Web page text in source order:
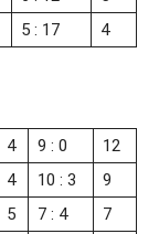
5 : 17 4
4 9 : 0
12
4 10 : 3
9
5 7 : 4
7